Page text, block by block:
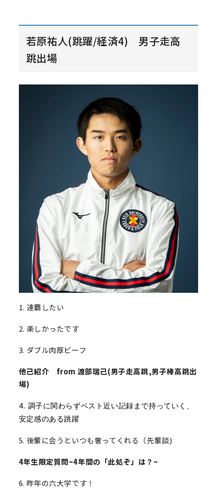
若原祐人(跳躍/経済4) 男子走高
跳出場
1. 連覇したい
2. 楽しかったです
3. ダブル肉厚ビーフ
他己紹介 from 渡部瑞己(男子走高跳,男子棒高跳出
場)
4. 調子に関わらずベスト近い記録まで持っていく、
安定感のある跳躍
5. 後輩に会うといつも奢ってくれる（先輩談)
4年生限定質問~4年間の「此処ぞ」は？~
6. 昨年の六大学です！